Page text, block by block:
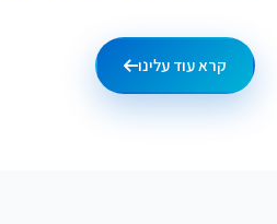
קרא עוד עלינו